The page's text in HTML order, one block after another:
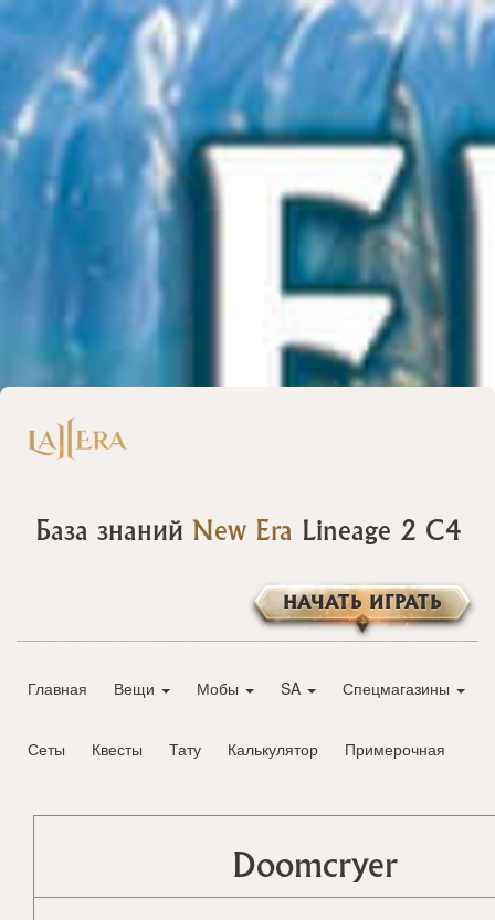
База знаний New Era Lineage 2 C4
НАЧАТЬ ИГРАТЬ
Главная Вещи Мобы SA Спецмагазины
Сеты Квесты Тату Калькулятор Примерочная
Doomcryer